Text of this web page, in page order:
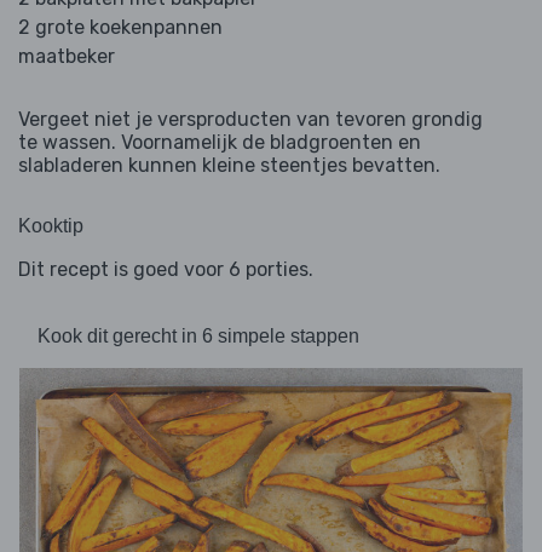
2 grote koekenpannen
maatbeker
Vergeet niet je versproducten van tevoren grondig
te wassen. Voornamelijk de bladgroenten en
slabladeren kunnen kleine steentjes bevatten.
Kooktip
Dit recept is goed voor 6 porties.
Kook dit gerecht in 6 simpele stappen